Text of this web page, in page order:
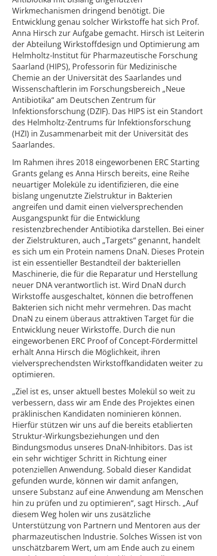
Wirkmechanismen dringend benötigt. Die
Entwicklung genau solcher Wirkstoffe hat sich Prof.
Anna Hirsch zur Aufgabe gemacht. Hirsch ist Leiterin
der Abteilung Wirkstoffdesign und Optimierung am
Helmholtz-Institut für Pharmazeutische Forschung
Saarland (HIPS), Professorin für Medizinische
Chemie an der Universität des Saarlandes und
Wissenschaftlerin im Forschungsbereich „Neue
Antibiotika“ am Deutschen Zentrum für
Infektionsforschung (DZIF). Das HIPS ist ein Standort
des Helmholtz-Zentrums für Infektionsforschung
(HZI) in Zusammenarbeit mit der Universität des
Saarlandes.
Im Rahmen ihres 2018 eingeworbenen ERC Starting
Grants gelang es Anna Hirsch bereits, eine Reihe
neuartiger Moleküle zu identifizieren, die eine
bislang ungenutzte Zielstruktur in Bakterien
angreifen und damit einen vielversprechenden
Ausgangspunkt für die Entwicklung
resistenzbrechender Antibiotika darstellen. Bei einer
der Zielstrukturen, auch „Targets“ genannt, handelt
es sich um ein Protein namens DnaN. Dieses Protein
ist ein essentieller Bestandteil der bakteriellen
Maschinerie, die für die Reparatur und Herstellung
neuer DNA verantwortlich ist. Wird DnaN durch
Wirkstoffe ausgeschaltet, können die betroffenen
Bakterien sich nicht mehr vermehren. Das macht
DnaN zu einem überaus attraktiven Target für die
Entwicklung neuer Wirkstoffe. Durch die nun
eingeworbenen ERC Proof of Concept-Fördermittel
erhält Anna Hirsch die Möglichkeit, ihren
vielversprechendsten Wirkstoffkandidaten weiter zu
optimieren.
„Ziel ist es, unser aktuell bestes Molekül so weit zu
verbessern, dass wir am Ende des Projektes einen
präklinischen Kandidaten nominieren können.
Hierfür stützen wir uns auf die bereits etablierten
Struktur-Wirkungsbeziehungen und den
Bindungsmodus unseres DnaN-Inhibitors. Das ist
ein sehr wichtiger Schritt in Richtung einer
potenziellen Anwendung. Sobald dieser Kandidat
gefunden wurde, können wir damit anfangen,
unsere Substanz auf eine Anwendung am Menschen
hin zu prüfen und zu optimieren“, sagt Hirsch. „Auf
diesem Weg holen wir uns zusätzliche
Unterstützung von Partnern und Mentoren aus der
pharmazeutischen Industrie. Solches Wissen ist von
unschätzbarem Wert, um am Ende auch zu einem